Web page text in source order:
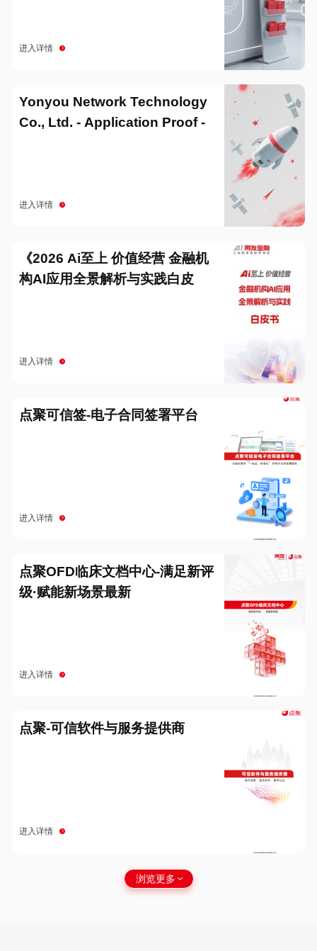
进入详情
Yonyou Network Technology
Co., Ltd. - Application Proof -
进入详情
《2026 Ai至上 价值经营 金融机
构AI应用全景解析与实践白皮
进入详情
点聚可信签-电子合同签署平台
进入详情
点聚OFD临床文档中心-满足新评
级·赋能新场景最新
进入详情
点聚-可信软件与服务提供商
进入详情
浏览更多